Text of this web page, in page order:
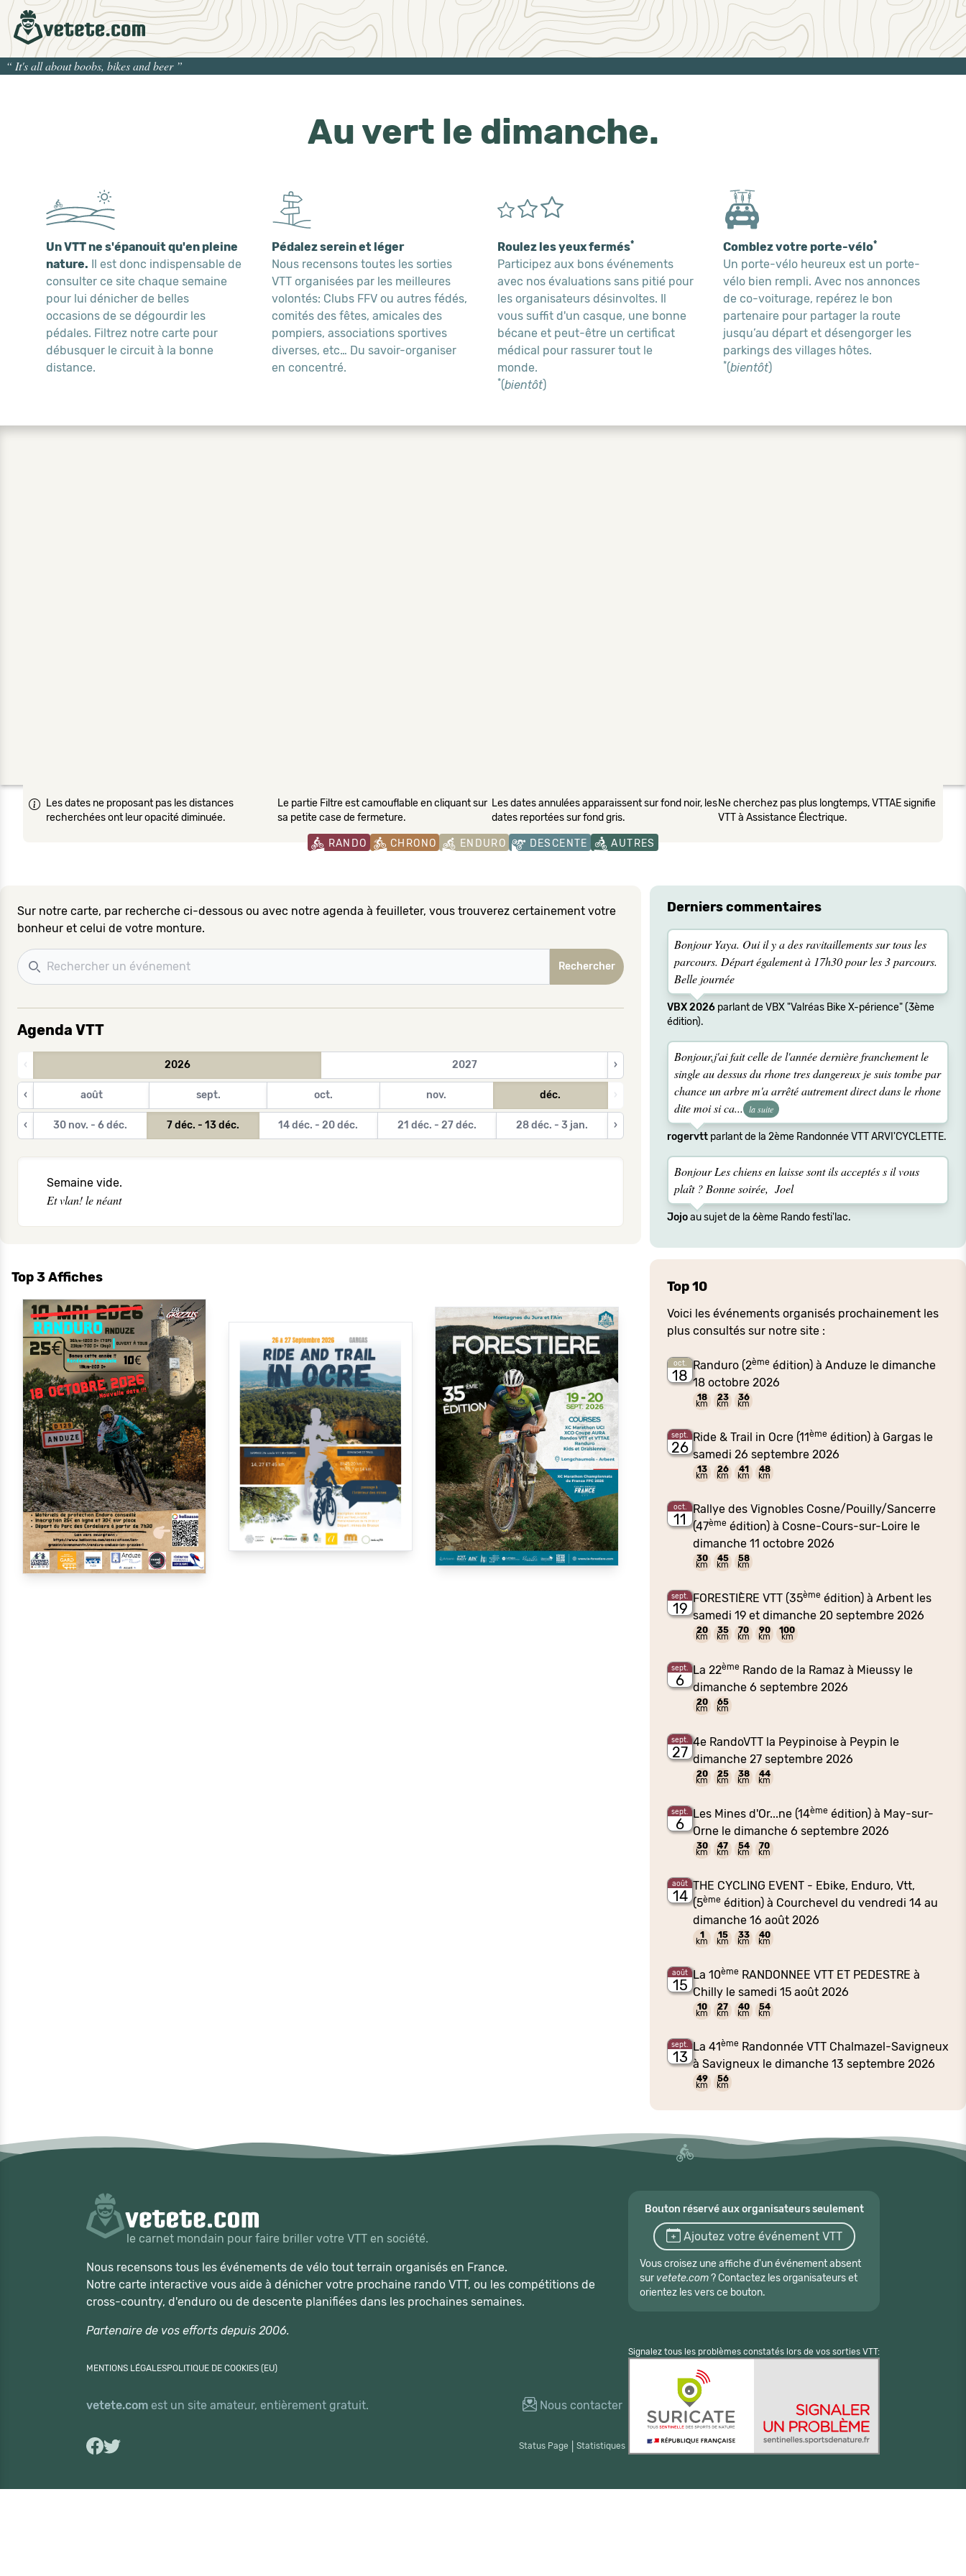
“ It's all about boobs, bikes and beer”
Au vert le dimanche.
Un VTT ne s'épanouit qu'en pleine
nature. Il est donc indispensable de
consulter ce site chaque semaine
pour lui dénicher de belles
occasions de se dégourdir les
pédales. Filtrez notre carte pour
débusquer le circuit à la bonne
distance.
Pédalez serein et léger
Nous recensons toutes les sorties
VTT organisées par les meilleures
volontés: Clubs FFV ou autres fédés,
comités des fêtes, amicales des
pompiers, associations sportives
diverses, etc… Du savoir-organiser
en concentré.
Roulez les yeux fermés*
Participez aux bons événements
avec nos évaluations sans pitié pour
les organisateurs désinvoltes. Il
vous suffit d'un casque, une bonne
bécane et peut-être un certificat
médical pour rassurer tout le
monde.
*(bientôt)
Comblez votre porte-vélo*
Un porte-vélo heureux est un porte-
vélo bien rempli. Avec nos annonces
de co-voiturage, repérez le bon
partenaire pour partager la route
jusqu’au départ et désengorger les
parkings des villages hôtes.
*(bientôt)
Les dates ne proposant pas les distances
recherchées ont leur opacité diminuée.
Le partie Filtre est camouflable en cliquant sur
sa petite case de fermeture.
Les dates annulées apparaissent sur fond noir, les
dates reportées sur fond gris.
Ne cherchez pas plus longtemps, VTTAE signifie
VTT à Assistance Électrique.
RANDO CHRONO ENDURO DESCENTE AUTRES
Sur notre carte, par recherche ci-dessous ou avec notre agenda à feuilleter, vous trouverez certainement votre
bonheur et celui de votre monture.
Recherche
Agenda VTT
‹ 2026 2027 ›
‹ août sept. oct. nov. déc. ›
‹ 30 nov. - 6 déc. 7 déc. - 13 déc. 14 déc. - 20 déc. 21 déc. - 27 déc. 28 déc. - 3 jan. ›
Semaine vide.
Et vlan! le néant
Top 3 Affiches
Derniers commentaires
Bonjour Yaya. Oui il y a des ravitaillements sur tous les
parcours. Départ également à 17h30 pour les 3 parcours.
Belle journée
VBX 2026 parlant de VBX "Valréas Bike X-périence" (3ème
édition).
Bonjour,j'ai fait celle de l'année dernière franchement le
single au dessus du rhone tres dangereux je suis tombe par
chance un arbre m'a arrêté autrement direct dans le rhone
dite moi si ca...
la suite
rogervtt parlant de la 2ème Randonnée VTT ARVI'CYCLETTE.
Bonjour Les chiens en laisse sont ils acceptés s il vous
plaît ? Bonne soirée, Joel
Jojoau sujet de la 6ème Rando festi'lac.
Top 10
Voici les événements organisés prochainement les
plus consultés sur notre site :
oct.
18
Randuro (2ème édition) à Anduze le dimanche
18 octobre 2026
18
km
23
km
36
km
sept.
26
Ride & Trail in Ocre (11ème édition) à Gargas le
samedi 26 septembre 2026
13
km
26
km
41
km
48
km
oct.
11
Rallye des Vignobles Cosne/Pouilly/Sancerre
(47ème édition) à Cosne-Cours-sur-Loire le
dimanche 11 octobre 2026
30
km
45
km
58
km
sept.
19
FORESTIÈRE VTT (35ème édition) à Arbent les
samedi 19 et dimanche 20 septembre 2026
20
km
35
km
70
km
90
km
100
km
sept.
6
La 22ème Rando de la Ramaz à Mieussy le
dimanche 6 septembre 2026
20
km
65
km
sept.
27
4e RandoVTT la Peypinoise à Peypin le
dimanche 27 septembre 2026
20
km
25
km
38
km
44
km
sept.
6
Les Mines d'Or...ne (14ème édition) à May-sur-
Orne le dimanche 6 septembre 2026
30
km
47
km
54
km
70
km
août
14
THE CYCLING EVENT - Ebike, Enduro, Vtt,
(5ème édition) à Courchevel du vendredi 14 au
dimanche 16 août 2026
1
km
15
km
33
km
40
km
août
15
La 10ème RANDONNEE VTT ET PEDESTRE à
Chilly le samedi 15 août 2026
10
km
27
km
40
km
54
km
sept.
13
La 41ème Randonnée VTT Chalmazel-Savigneux
à Savigneux le dimanche 13 septembre 2026
49
km
56
km
le carnet mondain pour faire briller votre VTT en société.
Nous recensons tous les événements de vélo tout terrain organisés en France.
Notre carte interactive vous aide à dénicher votre prochaine rando VTT, ou les compétitions de
cross-country, d'enduro ou de descente planifiées dans les prochaines semaines.
Partenaire de vos efforts depuis 2006.
MENTIONS LÉGALESPOLITIQUE DE COOKIES (EU)
vetete.com est un site amateur, entièrement gratuit. Nous contacter
Status Page Statistiques
Bouton réservé aux organisateurs seulement
Ajoutez votre événement VTT
Vous croisez une affiche d'un événement absent
sur vetete.com? Contactez les organisateurs et
orientez les vers ce bouton.
Signalez tous les problèmes constatés lors de vos sorties VTT: